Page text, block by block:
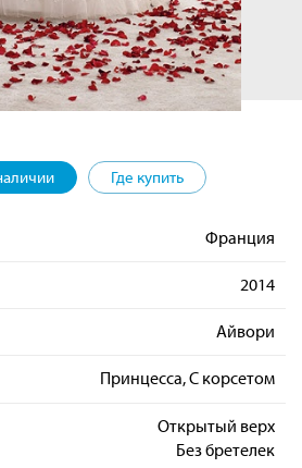
Где купить
Франция
2014
Айвори
Принцесса, С корсетом
Открытый верх
Без бретелек